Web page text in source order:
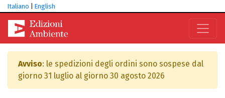
Italiano English
Avviso: le spedizioni degli ordini sono sospese dal
giorno 31 luglio al giorno 30 agosto 2026